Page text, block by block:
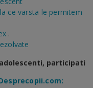
ce varsta le permitem
.
participati